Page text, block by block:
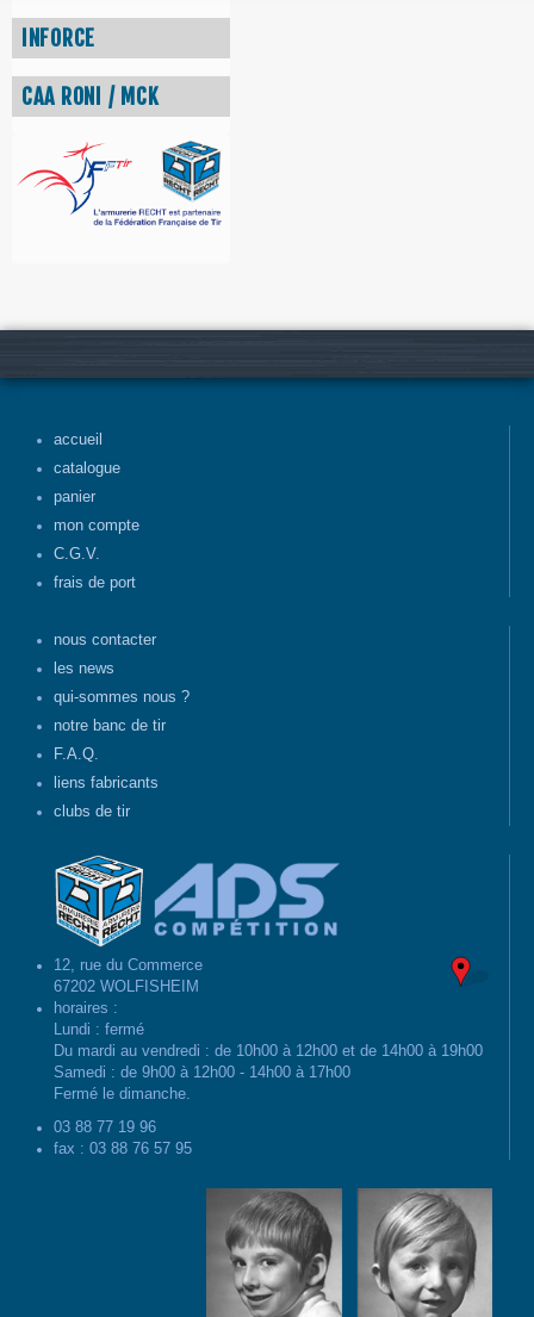
INFORCE
CAA RONI / MCK
accueil
catalogue
panier
mon compte
C.G.V.
frais de port
nous contacter
les news
qui-sommes nous ?
notre banc de tir
F.A.Q.
liens fabricants
clubs de tir
12, rue du Commerce
67202 WOLFISHEIM
horaires :
Lundi : fermé
Du mardi au vendredi : de 10h00 à 12h00 et de 14h00 à 19h00
Samedi : de 9h00 à 12h00 - 14h00 à 17h00
Fermé le dimanche.
03 88 77 19 96
fax : 03 88 76 57 95